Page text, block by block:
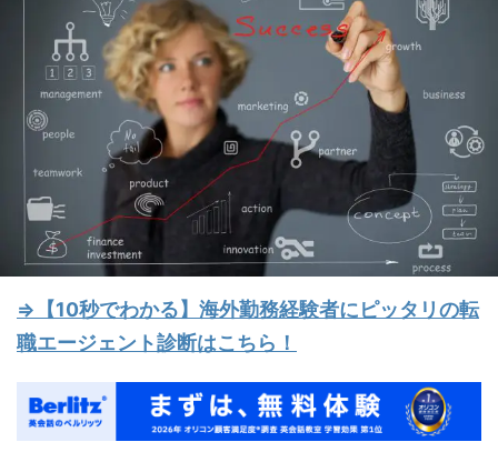
⇒【10秒でわかる】海外勤務経験者にピッタリの転
職エージェント診断はこちら！